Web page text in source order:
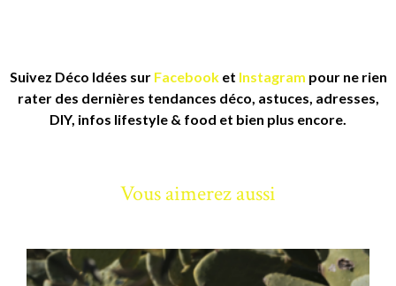
Suivez Déco Idées sur Facebooket Instagram pour ne rien
rater des dernières tendances déco, astuces, adresses,
DIY, infos lifestyle & food et bien plus encore.
Vous aimerez aussi